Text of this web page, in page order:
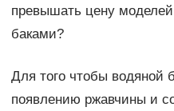
превышать цену
баками?
Для того чтобы водяной
появлению ржавчины и